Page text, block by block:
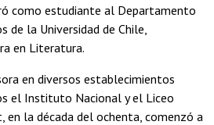
como estudiante al Departamento
de la Universidad de Chile,
en Literatura.
en diversos establecimientos
el Instituto Nacional y el Liceo
en la década del ochenta, comenzó a